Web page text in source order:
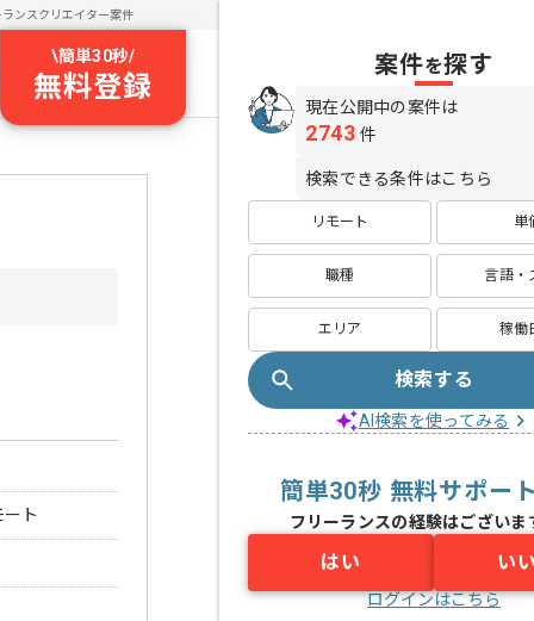
ランスクリエイター案件
\簡単30秒/
無料登録
ト
案件を探す
現在公開中の案件は
2743 件
検索できる条件はこちら
リモート 単
職種 言語・
エリア 稼働
検索する
AI検索を使ってみる
簡単30秒 無料サポー
フリーランスの経験はございま
はい い
ログインはこちら